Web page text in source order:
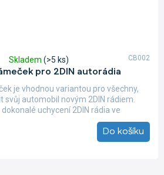
pro 2DIN autorádia
Skladem (>5 ks)
Do košíku
je vhodnou variantou pro všechny,
svůj automobil novým 2DIN rádiem.
uchycení 2DIN rádia ve
CB002